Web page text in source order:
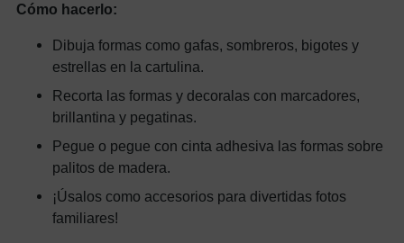
Cómo hacerlo:
Dibuja formas como gafas, sombreros, bigotes y
estrellas en la cartulina.
Recorta las formas y decoralas con marcadores,
brillantina y pegatinas.
Pegue o pegue con cinta adhesiva las formas sobre
palitos de madera.
¡Úsalos como accesorios para divertidas fotos
familiares!